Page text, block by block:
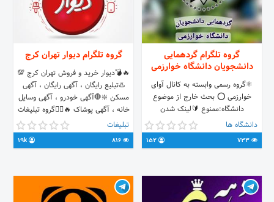
گروه تلگرام گردهمایی
دانشجویان دانشگاه خوارزمی
⚛گروه رسمی وابسته به کانال آوای
خوارزمی ⭕ بحث خارج از موضوع
دانشگاه:ممنوع 🔰لینک شدن
دانشجویان دانشگاه خوارزمی پردیس
تهران و کرج و دبیران انجمن ها و کانون
های علمی دانشگاه 🔸️لینک گروه :
دانشگاه ها
گروه تلگرام دیوار تهران کرج
🔥💣دیوار خرید و فروش تهران کرج 💯
♨️تبلیع رایگان ، آگهی رایگان ، آگهی
مسکن ❇️🛑آگهی خودرو ، آگهی وسایل
خانه ، آگهی پوشاک 🔥❤️‍🔥گروه تبلیغات
تهران کرج ، آگهی استخدام 🧨💥ارسال
آگهی به مالک گروه :
https://t.me/tipful
تبلیغات
19k